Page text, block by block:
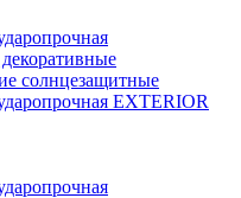
солнцезащитные
EXTERIOR